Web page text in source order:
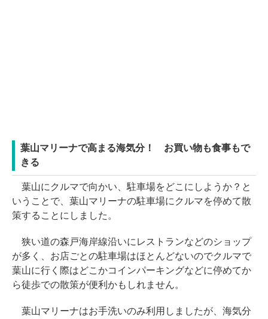
葉山マリーナで高まる海気分！ お買い物も食事もで
きる
葉山にクルマで向かい、駐車場をどこにしようか？と
いうことで、葉山マリーナの駐車場にクルマを停めて散
策することにしました。
狭い道の森戸海岸線沿いにレストランなどのショップ
が多く、お店ごとの駐車場はほとんどないのでクルマで
葉山に行く際はどこかコインパーキングなどに停めてか
ら徒歩での散策が便利かもしれません。
葉山マリーナはお手洗いのみ利用しましたが、海気分